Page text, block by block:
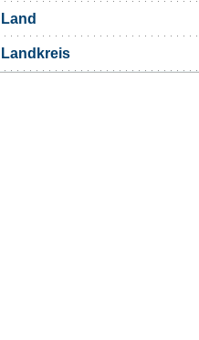
Land
Landkreis